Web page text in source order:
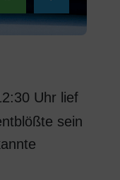
Uhr lief
sein